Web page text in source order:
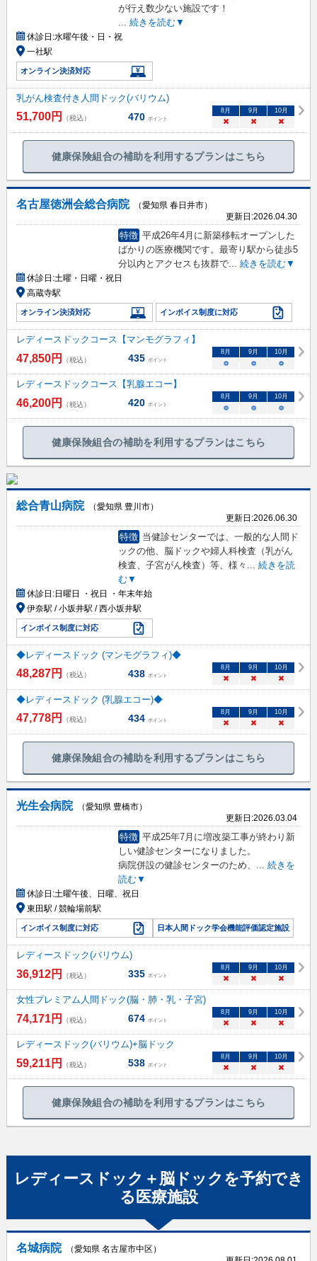
が行え数少ない施設です！
続きを読む▼
休診日:水曜午後・日・祝
一社駅
オンライン決済対応
乳がん検査付き人間ドック(バリウム)
51,700円 （税込） 470 ポイント
8 月 9 月 10月
× × ×
健康保険組合の補助を利用するプランはこちら
名古屋徳洲会総合病院
（愛知県 春日井市）
更新日:2026.04.30
特徴 平成26年4月に新築移転オープンした
ばかりの医療機関です。最寄り駅から徒歩5
分以内とアクセスも抜群で... 続きを読む▼
休診日:土曜・日曜・祝日
高蔵寺駅
オンライン決済対応 インボイス制度に対応
レディースドックコース【マンモグラフィ】
47,850円 （税込） 435 ポイント
8月 9月 10月
○ ○ ○
レディースドックコース【乳腺エコー】
46,200円 （税込） 420 ポイント
8月 9月 10月
○ ○ ○
健康保険組合の補助を利用するプランはこちら
総合青山病院
（愛知県 豊川市）
更新日:2026.06.30
特徴 当健診センターでは、一般的な人間ド
ックの他、脳ドックや婦人科検査（乳がん
検査、子宮がん検査）等、様々
続きを読
む▼
休診日:日曜日 ・祝日 ・年末年始
伊奈駅 / 小坂井駅 / 西小坂井駅
インボイス制度に対応
◆レディースドック (マンモグラフィ)◆
48,287円 （税込） 438 ポイント
8 月 9 月 10月
× × ×
◆レディースドック (乳腺エコー)◆
47,778円 （税込） 434 ポイント
8 月 9 月 10月
× × ×
健康保険組合の補助を利用するプランはこちら
光生会病院
（愛知県 豊橋市）
更新日:2026.03.04
特徴 平成25年7月に増改築工事が終わり新
しい健診センターになりました。
病院併設の健診センターのため、 ... 続きを
読む▼
休診日:土曜午後、日曜、祝日
東田駅 / 競輪場前駅
インボイス制度に対応 日本人間ドック学会機能評価認定施設
レディースドック(バリウム)
36,912円 （税込） 335 ポイント
8月 9月 10月
× × ×
女性プレミアム人間ドック(脳・肺・乳・子宮)
74,171円 （税込） 674 ポイント
8月 9月 10月
× × ×
レディースドック(バリウム)+脳ドック
59,211円 （税込） 538 ポイント
8月 9月 10月
× × ×
健康保険組合の補助を利用するプランはこちら
レディースドック＋脳ドック を予約でき
る 医療施設
名城病院
（愛知県 名古屋市中区）